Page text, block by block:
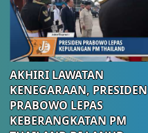
AKHIRI LAWATAN
KENEGARAAN, PRESIDEN
PRABOWO LEPAS
KEBERANGKATAN PM